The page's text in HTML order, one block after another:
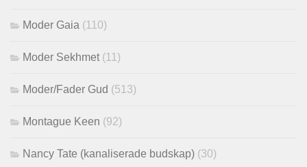
Moder Gaia (110)
Moder Sekhmet (11)
Moder/Fader Gud (513)
Montague Keen (92)
Nancy Tate (kanaliserade budskap) (30)